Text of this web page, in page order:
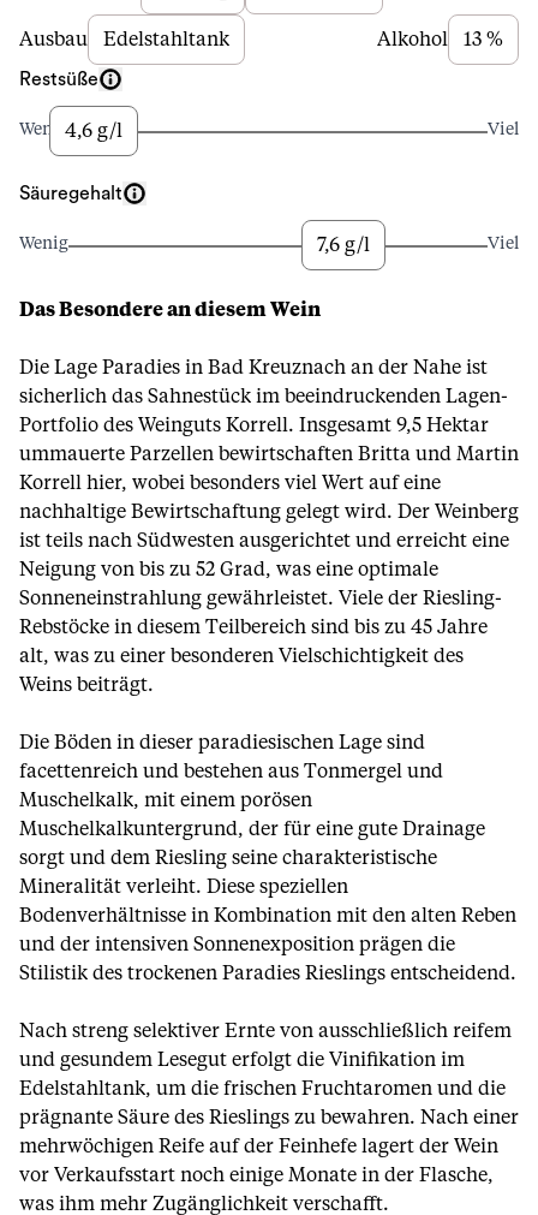
Ausbau Edelstahltank Alkohol 13 %
Restsüße
Wenig4,6 g/l Viel
Säuregehalt
Wenig 7,6 g/l Viel
Das Besondere an diesem Wein
Die Lage Paradies in Bad Kreuznach an der Nahe ist
sicherlich das Sahnestück im beeindruckenden Lagen-
Portfolio des Weinguts Korrell. Insgesamt 9,5 Hektar
ummauerte Parzellen bewirtschaften Britta und Martin
Korrell hier, wobei besonders viel Wert auf eine
nachhaltige Bewirtschaftung gelegt wird. Der Weinberg
ist teils nach Südwesten ausgerichtet und erreicht eine
Neigung von bis zu 52 Grad, was eine optimale
Sonneneinstrahlung gewährleistet. Viele der Riesling-
Rebstöcke in diesem Teilbereich sind bis zu 45 Jahre
alt, was zu einer besonderen Vielschichtigkeit des
Weins beiträgt.
Die Böden in dieser paradiesischen Lage sind
facettenreich und bestehen aus Tonmergel und
Muschelkalk, mit einem porösen
Muschelkalkuntergrund, der für eine gute Drainage
sorgt und dem Riesling seine charakteristische
Mineralität verleiht. Diese speziellen
Bodenverhältnisse in Kombination mit den alten Reben
und der intensiven Sonnenexposition prägen die
Stilistik des trockenen Paradies Rieslings entscheidend.
Nach streng selektiver Ernte von ausschließlich reifem
und gesundem Lesegut erfolgt die Vinifikation im
Edelstahltank, um die frischen Fruchtaromen und die
prägnante Säure des Rieslings zu bewahren. Nach einer
mehrwöchigen Reife auf der Feinhefe lagert der Wein
vor Verkaufsstart noch einige Monate in der Flasche,
was ihm mehr Zugänglichkeit verschafft.